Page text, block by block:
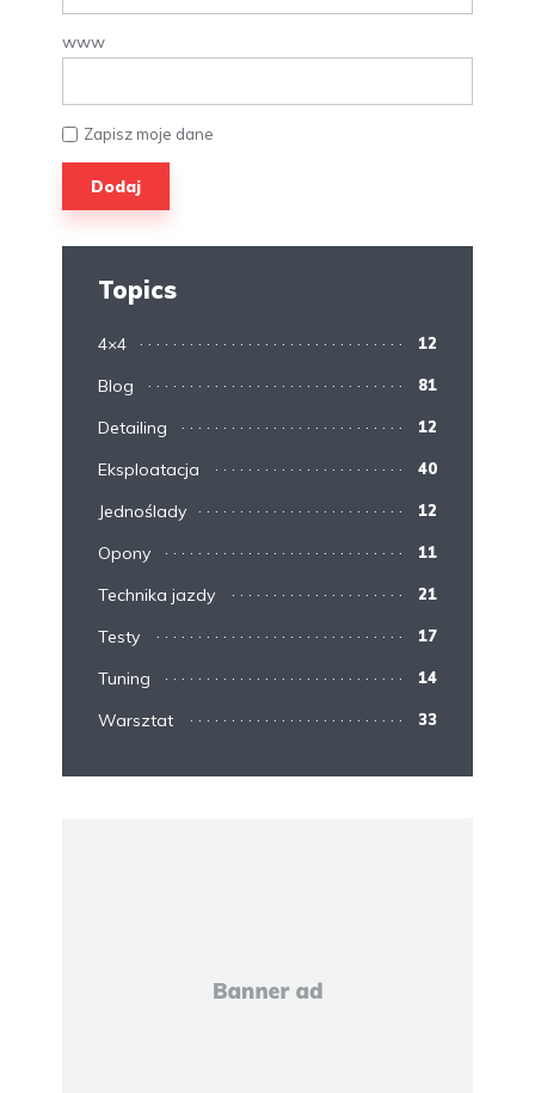
www
Zapisz moje dane
Topics
4×4 12
Blog 81
Detailing 12
Eksploatacja 40
Jednoślady 12
Opony 11
Technika jazdy 21
Testy 17
Tuning 14
Warsztat 33